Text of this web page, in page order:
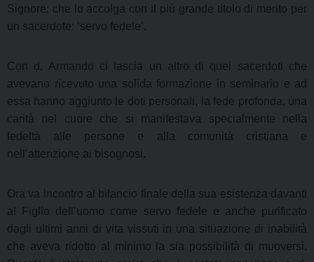
Signore; che lo accolga con il più grande titolo di merito per
un sacerdote: ‘servo fedele’.
Con d. Armando ci lascia un altro di quei sacerdoti che
avevano ricevuto una solida formazione in seminario e ad
essa hanno aggiunto le doti personali, la fede profonda, una
carità nel cuore che si manifestava specialmente nella
fedeltà alle persone e alla comunità cristiana e
nell’attenzione ai bisognosi.
Ora va incontro al bilancio finale della sua esistenza davanti
al Figlio dell’uomo come servo fedele e anche purificato
dagli ultimi anni di vita vissuti in una situazione di inabilità
che aveva ridotto al minimo la sia possibilità di muoversi.